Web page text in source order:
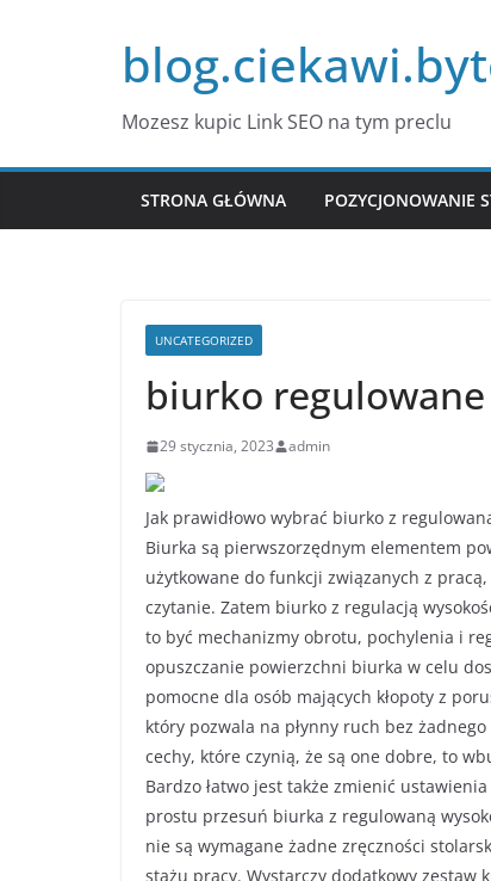
Mozesz kupic Link SEO na tym preclu
STRONA GŁÓWNA POZYCJONOWANIE
UNCATEGORIZED
biurko regulowane
29 stycznia, 2023 admin
Jak prawidłowo wybrać biurko z
Biurka są pierwszorzędnym elementem
użytkowane do funkcji związanych z
czytanie. Zatem biurko z regulacją
to być mechanizmy obrotu, pochylenia i
opuszczanie powierzchni biurka w celu
pomocne dla osób mających kłopoty z
który pozwala na płynny ruch bez
cechy, które czynią, że są one dobre, to
Bardzo łatwo jest także zmienić
prostu przesuń biurka z regulowaną
nie są wymagane żadne zręczności
stażu pracy. Wystarczy dodatkowy zestaw